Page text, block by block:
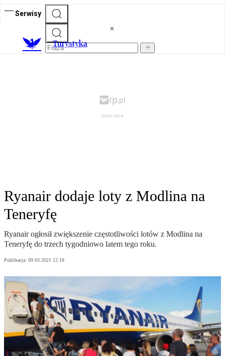
Serwisy
Turystyka
Ryanair dodaje loty z Modlina na
Teneryfę
Ryanair ogłosił zwiększenie częstotliwości lotów z Modlina na
Teneryfę do trzech tygodniowo latem tego roku.
Publikacja: 09.03.2021 12:18